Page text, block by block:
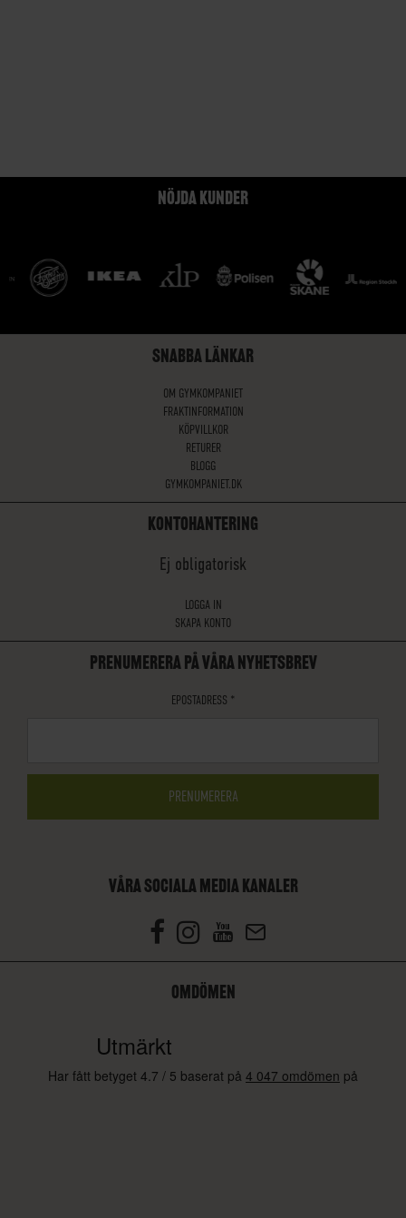
NÖJDA KUNDER
SNABBA LÄNKAR
OM GYMKOMPANIET
FRAKTINFORMATION
KÖPVILLKOR
RETURER
BLOGG
GYMKOMPANIET.DK
KONTOHANTERING
Ej obligatorisk
LOGGA IN
SKAPA KONTO
PRENUMERERA PÅ VÅRA NYHETSBREV
EPOSTADRESS *
VÅRA SOCIALA MEDIA KANALER
OMDÖMEN